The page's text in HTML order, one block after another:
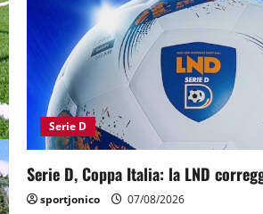
Serie D
Serie D, Coppa Italia: la LND
sportjonico 07/08/2026